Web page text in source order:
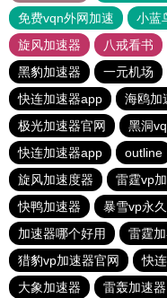
免费vqn外网加速
小蓝
旋风加速器
八戒看书
黑豹加速器
一元机场
快连加速器app
海鸥加
极光加速器官网
黑洞
快连加速器app
outline
旋风加速度器
雷霆vp
快鸭加速器
暴雪vp永
加速器哪个好用
雷霆
猎豹vp加速器官网
快
大象加速器
雷轰加速器